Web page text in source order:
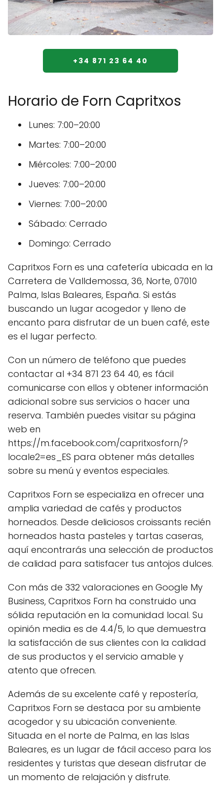
+34 871 23 64 40
Horario de Forn Capritxos
Lunes: 7:00–20:00
Martes: 7:00–20:00
Miércoles: 7:00–20:00
Jueves: 7:00–20:00
Viernes: 7:00–20:00
Sábado: Cerrado
Domingo: Cerrado
Capritxos Forn es una cafetería ubicada en la
Carretera de Valldemossa, 36, Norte, 07010
Palma, Islas Baleares, España. Si estás
buscando un lugar acogedor y lleno de
encanto para disfrutar de un buen café, este
es el lugar perfecto.
Con un número de teléfono que puedes
contactar al +34 871 23 64 40, es fácil
comunicarse con ellos y obtener información
adicional sobre sus servicios o hacer una
reserva. También puedes visitar su página
web en
https://m.facebook.com/capritxosforn/?
locale2=es_ES para obtener más detalles
sobre su menú y eventos especiales.
Capritxos Forn se especializa en ofrecer una
amplia variedad de cafés y productos
horneados. Desde deliciosos croissants recién
horneados hasta pasteles y tartas caseras,
aquí encontrarás una selección de productos
de calidad para satisfacer tus antojos dulces.
Con más de 332 valoraciones en Google My
Business, Capritxos Forn ha construido una
sólida reputación en la comunidad local. Su
opinión media es de 4.4/5, lo que demuestra
la satisfacción de sus clientes con la calidad
de sus productos y el servicio amable y
atento que ofrecen.
Además de su excelente café y repostería,
Capritxos Forn se destaca por su ambiente
acogedor y su ubicación conveniente.
Situada en el norte de Palma, en las Islas
Baleares, es un lugar de fácil acceso para los
residentes y turistas que desean disfrutar de
un momento de relajación y disfrute.